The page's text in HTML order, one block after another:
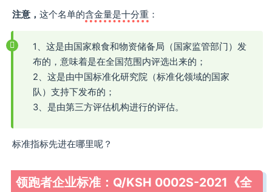
注意， 这个名单的含金量是十分重 ：
1、这是由国家粮食和物资储备局（国家监管部门）发
布的，意味着是在全国范围内评选出来的；
2、这是由中国标准化研究院（标准化领域的国家
队）支持下发布的；
3、是由第三方评估机构进行的评估。
标准指标先进在哪里呢？
领跑者企业标准：Q/KSH 0002S-2021《全